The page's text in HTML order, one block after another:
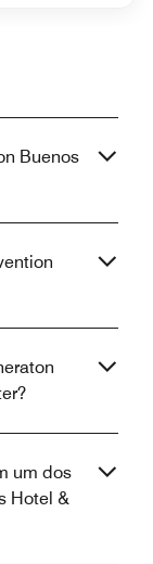
Buenos
um dos
Hotel &